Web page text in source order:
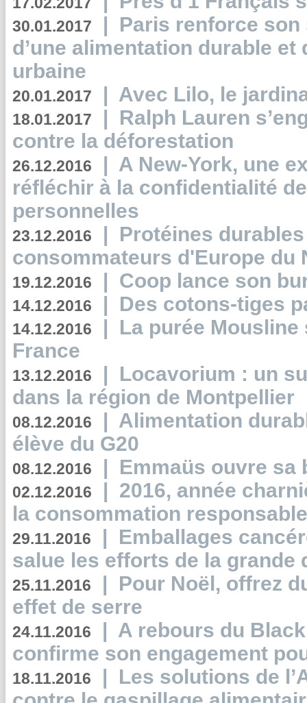
30.01.2017 | Paris renforce
d’une alimentation durable et
urbaine
20.01.2017 | Avec Lilo, le
18.01.2017 | Ralph Lauren
contre la déforestation
26.12.2016 | A New-York, une
réfléchir à la confidentialité
personnelles
23.12.2016 | Protéines
consommateurs d'Europe du
19.12.2016 | Coop lance son
14.12.2016 | Des cotons-tiges
14.12.2016 | La purée
France
13.12.2016 | Locavorium : un
dans la région de Montpellier
08.12.2016 | Alimentation
élève du G20
08.12.2016 | Emmaüs ouvre sa
02.12.2016 | 2016, année
la consommation
29.11.2016 | Emballages
salue les efforts de la grande
25.11.2016 | Pour Noël, offrez
effet de serre
24.11.2016 | A rebours du
confirme son engagement
18.11.2016 | Les solutions de